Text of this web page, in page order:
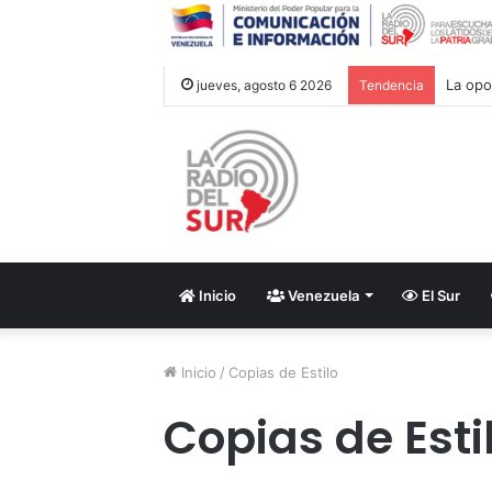
jueves, agosto 6 2026 Tendencia ‎La
Inicio Venezuela El Sur
Inicio / Copias de Estilo
Copias de